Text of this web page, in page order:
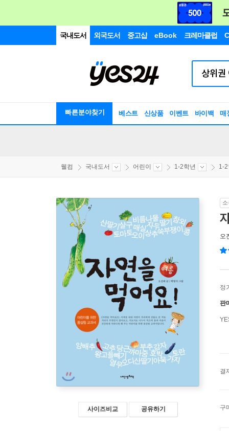
국내도서 외국도서 중고샵 eBook 크레마클럽
빠른분야찾기 베스트 신상품 이벤트 바이백 매
웰컴 국내도서 어린이 1-2학년 1-
사이즈비교 공유하기
오
정
판
결
구